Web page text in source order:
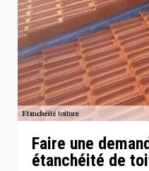
Faire une
étanchéité de